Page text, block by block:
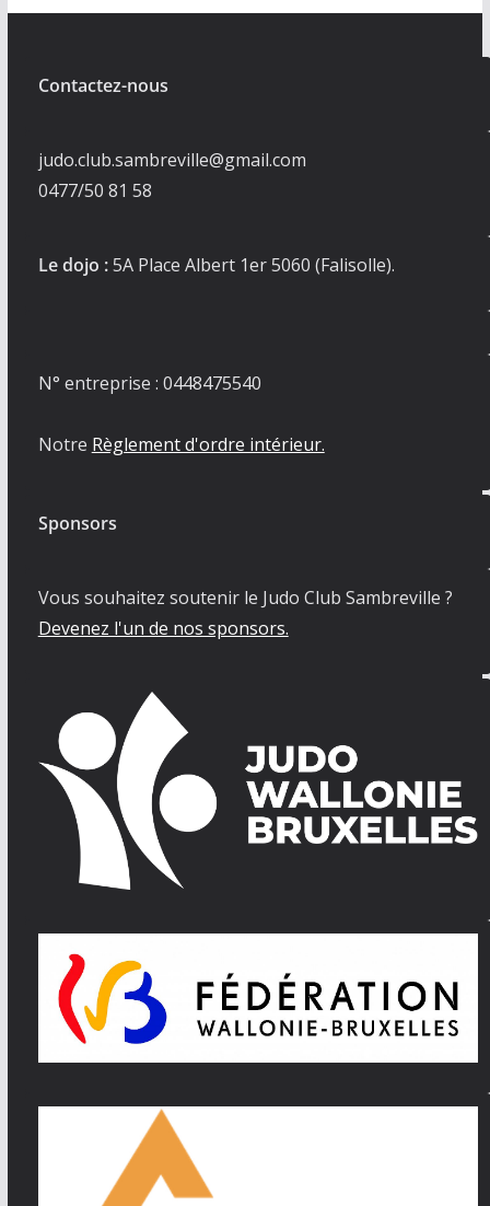
Contactez-nous
judo.club.sambreville@gmail.com
0477/50 81 58
Le dojo :5A Place Albert 1er 5060 (Falisolle).
N° entreprise : 0448475540
Notre Règlement d'ordre intérieur.
Sponsors
Vous souhaitez soutenir le Judo Club Sambreville ?
Devenez l'un de nos sponsors.